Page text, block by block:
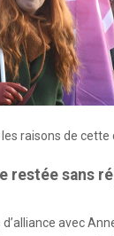
raisons de cette
restée sans
d’alliance avec